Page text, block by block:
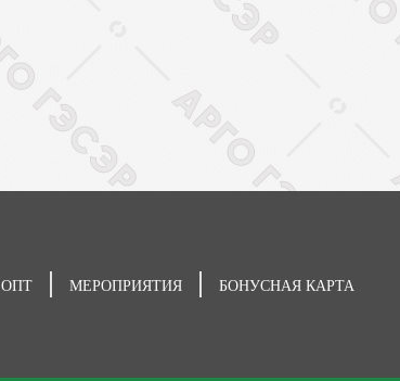
ОПТ МЕРОПРИЯТИЯ БОНУСНАЯ КАРТА